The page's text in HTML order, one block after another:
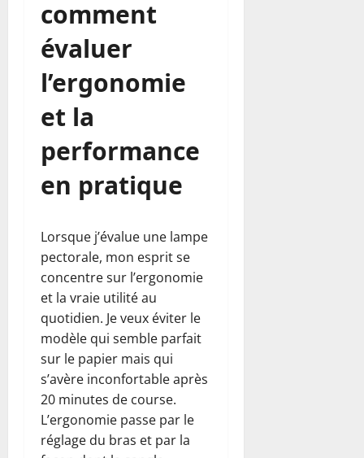
comment
évaluer
l’ergonomie
et la
performance
en pratique
Lorsque j’évalue une lampe
pectorale, mon esprit se
concentre sur l’ergonomie
et la vraie utilité au
quotidien. Je veux éviter le
modèle qui semble parfait
sur le papier mais qui
s’avère inconfortable après
20 minutes de course.
L’ergonomie passe par le
réglage du bras et par la